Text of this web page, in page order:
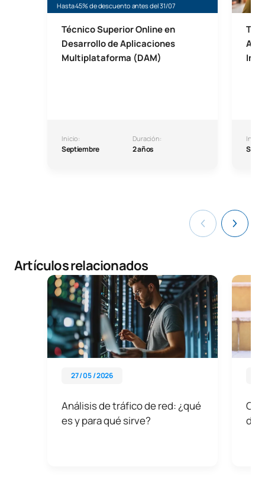
Hasta 45% de descuento antes del 31/07
Técnico Superior Online en
Desarrollo de Aplicaciones
Multiplataforma (DAM)
Inicio:
Septiembre
Duración:
2 años
Inicio:
Artículos relacionados
27 / 05 / 2026
Análisis de tráfico de red: ¿qué
es y para qué sirve?
de